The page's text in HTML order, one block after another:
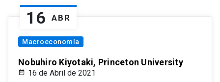
16 ABR
Macroeconomía
Nobuhiro Kiyotaki, Princeton University
16 de Abril de 2021